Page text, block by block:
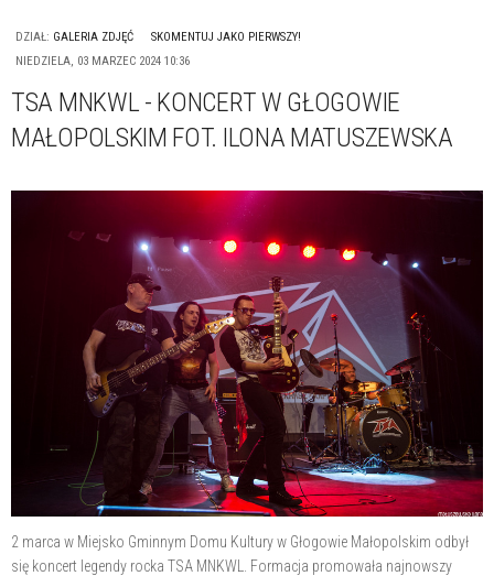
DZIAŁ: GALERIA ZDJĘĆ
SKOMENTUJ JAKO PIERWSZY!
NIEDZIELA, 03 MARZEC 2024 10:36
TSA MNKWL - KONCERT W GŁOGOWIE
MAŁOPOLSKIM FOT. ILONA MATUSZEWSKA
2 marca w Miejsko Gminnym Domu Kultury w Głogowie Małopolskim odbył
się koncert legendy rocka TSA MNKWL. Formacja promowała najnowszy